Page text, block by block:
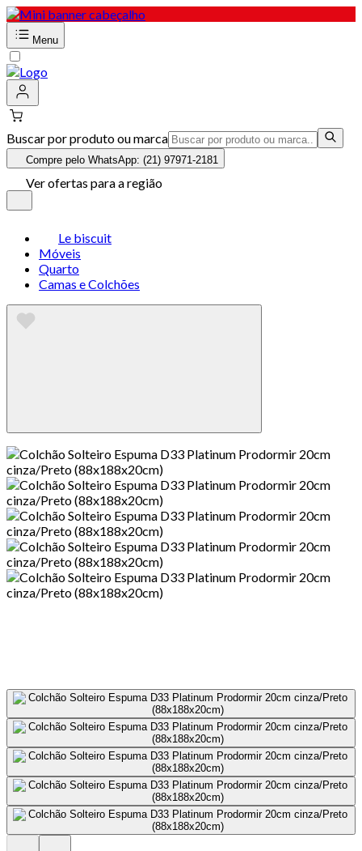
Menu
Buscar por produto ou marca
Compre pelo WhatsApp: (21) 97971-2181
Ver ofertas para a região
Le biscuit
Móveis
Quarto
Camas e Colchões